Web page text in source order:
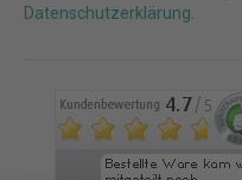
Datenschutzerklärung